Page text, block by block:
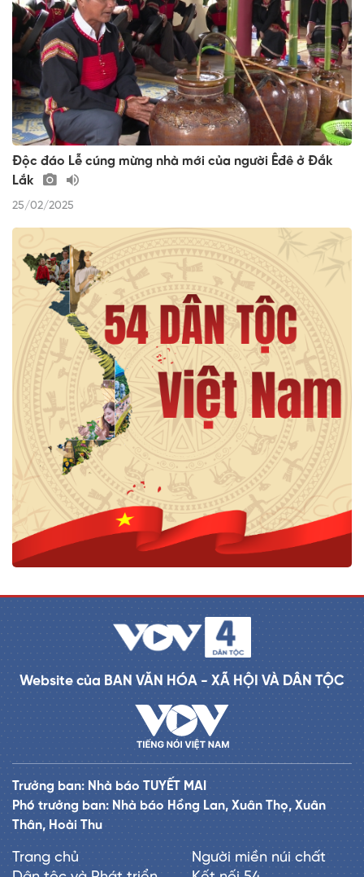
Độc đáo Lễ cúng mừng nhà mới của người Êđê ở Đắk
Lắk
25/02/2025
Website của BAN VĂN HÓA - XÃ HỘI VÀ DÂN TỘC
Trưởng ban: Nhà báo TUYẾT MAI
Phó trưởng ban: Nhà báo Hồng Lan, Xuân Thọ, Xuân
Thân, Hoài Thu
Trang chủ
Người miền núi chất